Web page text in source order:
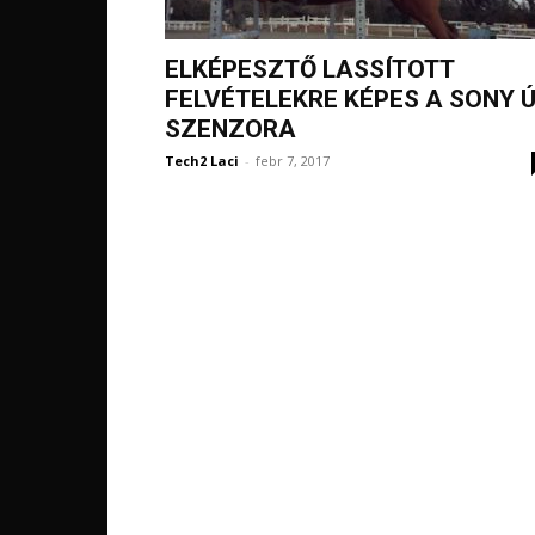
ELKÉPESZTŐ LASSÍTOTT
FELVÉTELEKRE KÉPES A SONY
SZENZORA
Tech2 Laci - febr 7, 2017